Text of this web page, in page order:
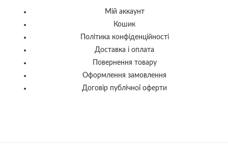
Мій аккаунт
Кошик
Політика конфіденційності
Доставка і оплата
Повернення товару
Оформлення замовлення
Договір публічної оферти